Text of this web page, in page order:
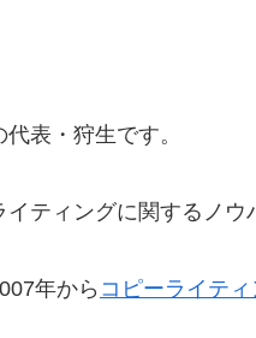
表・狩生です。
ティングに関するノ
年から コピーライテ